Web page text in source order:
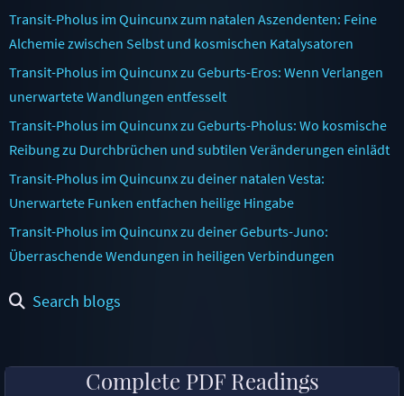
Transit-Pholus im Quincunx zum natalen Aszendenten: Feine
Alchemie zwischen Selbst und kosmischen Katalysatoren
Transit-Pholus im Quincunx zu Geburts-Eros: Wenn Verlangen
unerwartete Wandlungen entfesselt
Transit-Pholus im Quincunx zu Geburts-Pholus: Wo kosmische
Reibung zu Durchbrüchen und subtilen Veränderungen einlädt
Transit-Pholus im Quincunx zu deiner natalen Vesta:
Unerwartete Funken entfachen heilige Hingabe
Transit-Pholus im Quincunx zu deiner Geburts-Juno:
Überraschende Wendungen in heiligen Verbindungen
Search blogs
Complete PDF Readings